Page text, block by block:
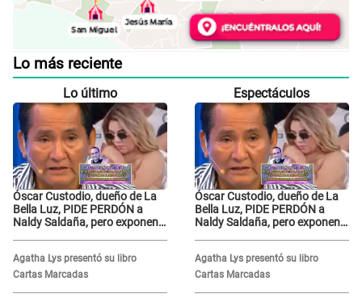
Lo más reciente
Lo último
Óscar Custodio, dueño de La
Bella Luz, PIDE PERDÓN a
Naldy Saldaña, pero exponen
grabar"
Agatha Lys presentó su libro
Cartas Marcadas
Espectáculos
Óscar Custodio, dueño de La
Bella Luz, PIDE PERDÓN a
Naldy Saldaña, pero exponen
grabar"
Agatha Lys presentó su libro
Cartas Marcadas